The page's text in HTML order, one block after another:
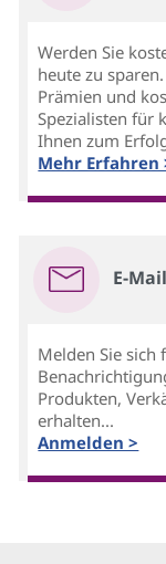
Werden Sie
heute zu
Prämien und
Spezialisten für
Ihnen zum
Mehr Erfahren
E-
Melden Sie sich
Produkten,
erhalten...
Anmelden >